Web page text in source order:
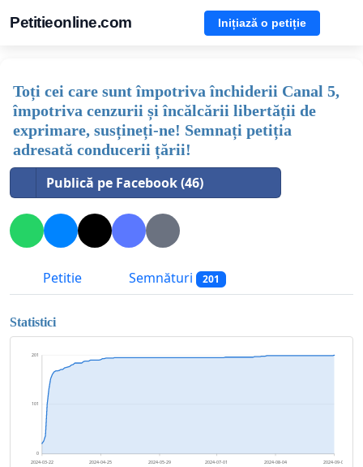
Petitieonline.com Inițiază o petiție
Toți cei care sunt împotriva închiderii Canal 5,
împotriva cenzurii și încălcării libertății de
exprimare, susțineți-ne! Semnați petiția
adresată conducerii țării!
Publică pe Facebook (46)
Petitie Semnături 201
Statistici
0
101
201
2024-03-22 2024-04-25 2024-05-29 2024-07-01 2024-08-04 2024-09-07